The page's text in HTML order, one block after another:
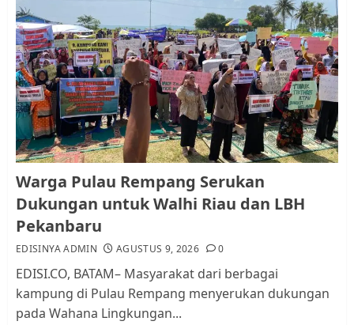
1
Warga Pulau Rempang Serukan
Dukungan untuk Walhi Riau
dan LBH Pekanbaru
AGUSTUS 9, 2026 0
2
Pemko Batam Tegaskan RT dan
RW bukan Petugas Pendataan
dan Pemungutan Pajak
Kader Pajak jadi Penghubung
Pemerintah dan Masyarakat di
Warga Pulau Rempang Serukan
Dukungan untuk Walhi Riau dan LBH
Pekanbaru
EDISINYA ADMIN AGUSTUS 9, 2026 0
EDISI.CO, BATAM– Masyarakat dari berbagai
kampung di Pulau Rempang menyerukan dukungan
pada Wahana Lingkungan...